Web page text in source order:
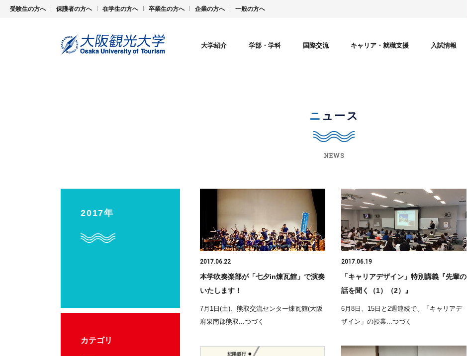
受験生の方へ 保護者の方へ 在学生の方へ 卒業生の方へ 企業の方へ 一般の方へ
大学紹介 学部・学科 国際交流 キャリア・就職支援 入試情報
ニュース
NEWS
2017年
2017.06.22
本学吹奏楽部が「七夕in煉瓦館」で演奏
いたします！
7月1日(土)、熊取交流センター煉瓦館(大阪
府泉南郡熊取...つづく
2017.06.19
「キャリアデザイン」特別講義『先輩の
話を聞く（1）（2）』
6月8日、15日と2週連続で、「キャリアデ
ザイン」の授業...つづく
カテゴリ